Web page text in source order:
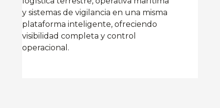
y sistemas de vigilancia en una misma
plataforma inteligente, ofreciendo
visibilidad completa y control
operacional.